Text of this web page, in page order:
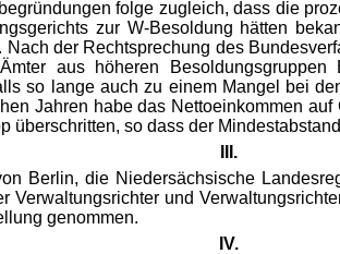
folge zugleich, dass die
zur W-Besoldung hätten
der Rechtsprechung des
aus höheren
so lange auch zu einem Mangel bei
Jahren habe das Nettoeinkommen
so dass der
III.
Berlin, die Niedersächsische
Verwaltungsrichter und
genommen.
IV.